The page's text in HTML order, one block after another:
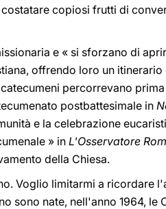
copiosi frutti di
e « si sforzano di
offrendo loro un itinerario
percorrevano
postbattesimale in
e la celebrazione
» in L'Osservatore
della Chiesa.
Voglio limitarmi a ricordare
sono nate, nell'anno 1964, le